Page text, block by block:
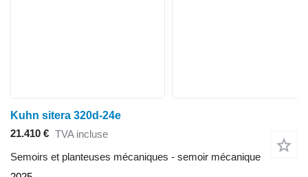
Kuhn sitera 320d-24e
21.410 € TVA incluse
Semoirs et planteuses mécaniques - semoir mécanique